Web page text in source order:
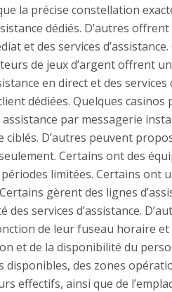
la précise constellation
dédiés. D’autres
et des services
de jeux d’argent offrent
en direct et des services
dédiées. Quelques casinos
par messagerie
ciblés. D’autres peuvent
Certains ont des
limitées. Certains ont
gèrent des lignes
services d’assistance.
de leur fuseau horaire et
et de la disponibilité du
disponibles, des zones
effectifs, ainsi que de